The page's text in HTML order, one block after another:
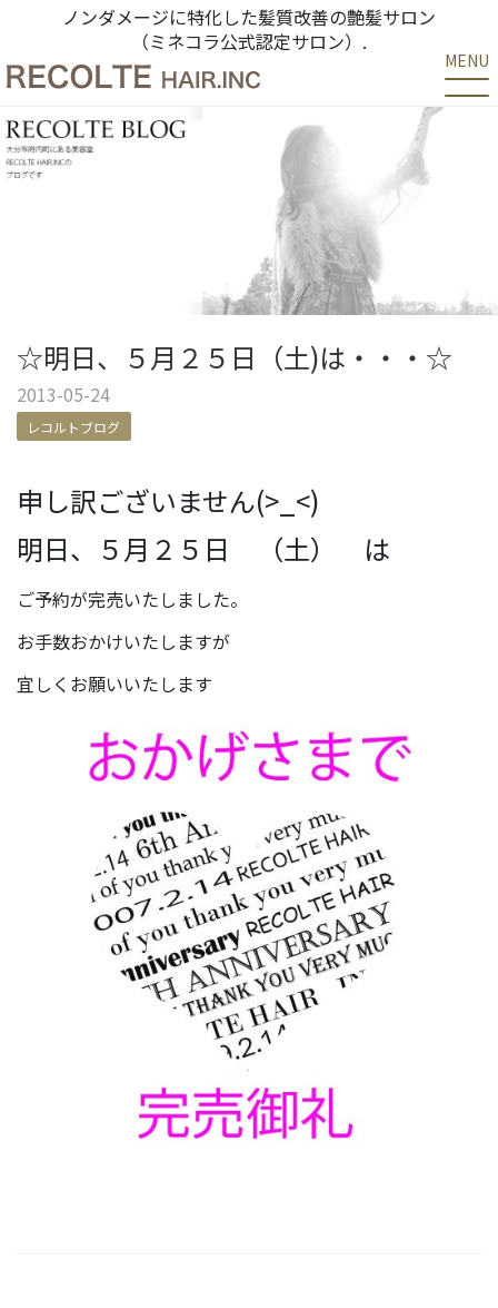
ノンダメージに特化した髪質改善の艶髪サロン
（ミネコラ公式認定サロン）.
MENU
☆明日、５月２５日（土)は・・・☆
2013-05-24
レコルトブログ
申し訳ございません(>_<)
明日、５月２５日 （土） は
ご予約が完売いたしました。
お手数おかけいたしますが
宜しくお願いいたします